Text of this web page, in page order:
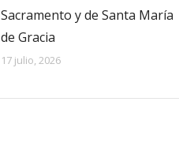
Sacramento y de Santa María
de Gracia
17 julio, 2026